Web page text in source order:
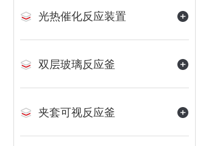
光热催化反应装置
双层玻璃反应釜
夹套可视反应釜